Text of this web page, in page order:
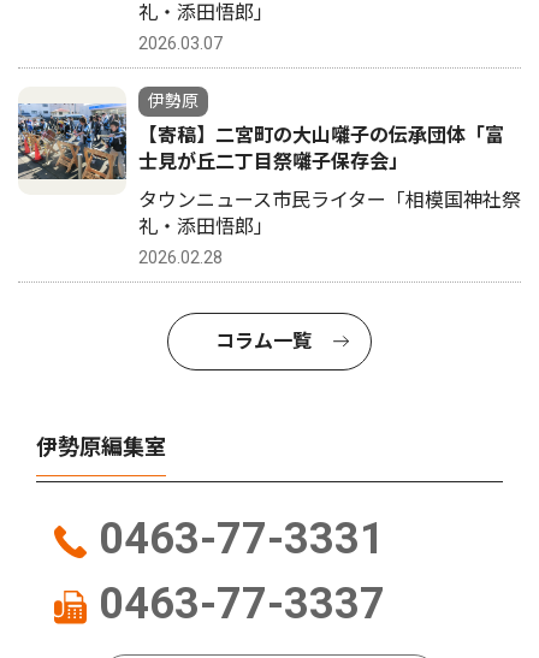
礼・添田悟郎」
2026.03.07
伊勢原
【寄稿】二宮町の大山囃子の伝承団体「富
士見が丘二丁目祭囃子保存会」
タウンニュース市民ライター「相模国神社祭
礼・添田悟郎」
2026.02.28
コラム一覧
伊勢原編集室
0463-77-3331
0463-77-3337